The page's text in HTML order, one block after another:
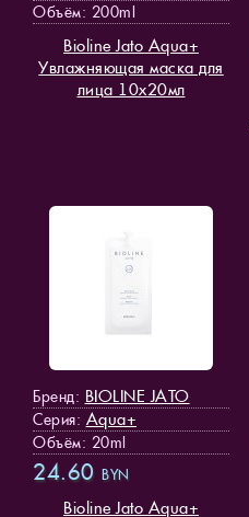
Объём: 200ml
Bioline Jato Aqua+
Увлажняющая маска для
лица 10х20мл
Бренд: BIOLINE JATO
Серия: Aqua+
Объём: 20ml
24.60 BYN
Bioline Jato Aqua+